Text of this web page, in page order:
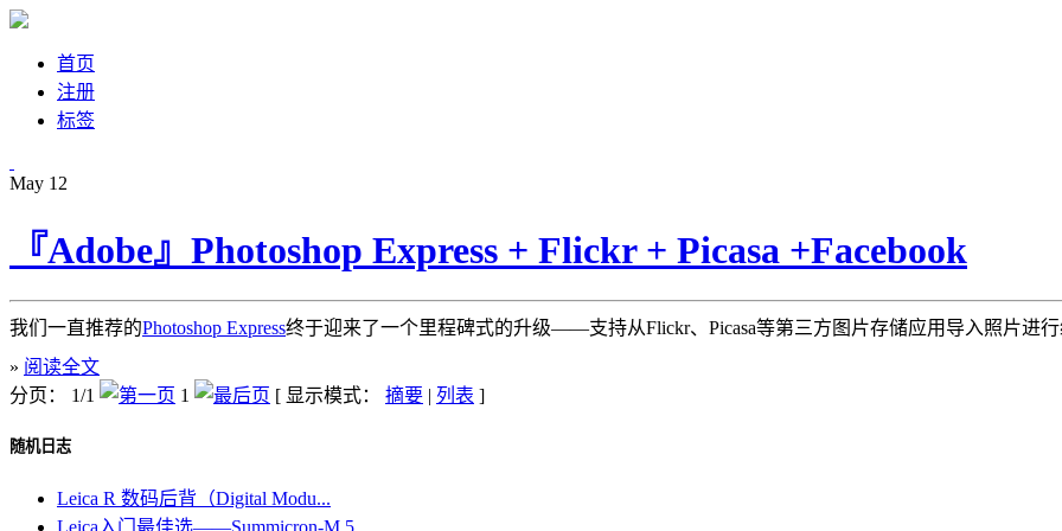
首页
注册
标签
May 12
『Adobe』Photoshop Express + Flickr + Picasa +Facebook
我们一直推荐的Photoshop Express终于迎来了一个里程碑式的升级——支持从Flickr、Picasa等第三方图片存储应用导入照片进
» 阅读全文
分页： 1/1
1 [ 显示模式： 摘要 | 列表 ]
随机日志
Leica R 数码后背（Digital Modu...